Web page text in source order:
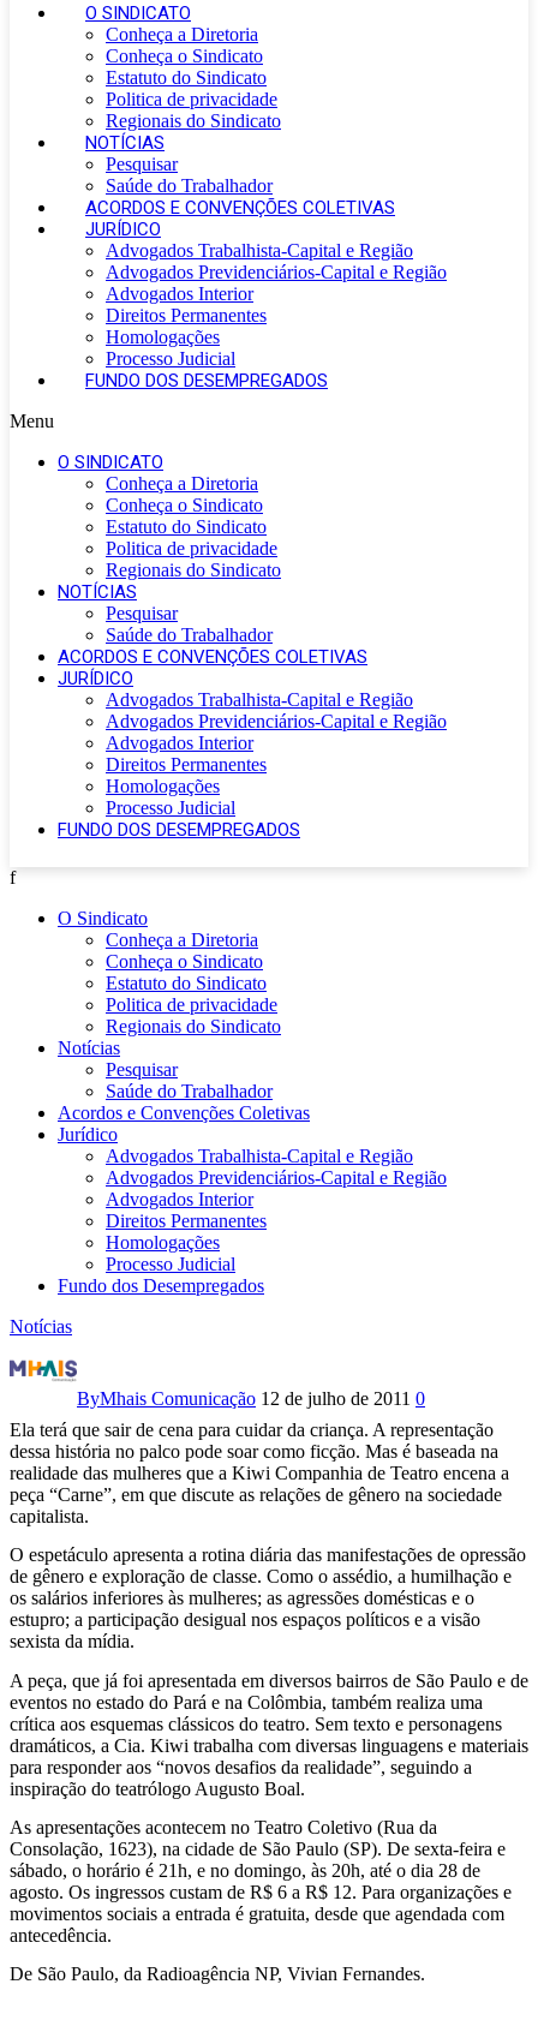
O SINDICATO
Conheça a Diretoria
Conheça o Sindicato
Estatuto do Sindicato
Politica de privacidade
Regionais do Sindicato
NOTÍCIAS
Pesquisar
Saúde do Trabalhador
ACORDOS E CONVENÇÕES COLETIVAS
JURÍDICO
Advogados Trabalhista-Capital e Região
Advogados Previdenciários-Capital e Região
Advogados Interior
Direitos Permanentes
Homologações
Processo Judicial
FUNDO DOS DESEMPREGADOS
Menu
O SINDICATO
Conheça a Diretoria
Conheça o Sindicato
Estatuto do Sindicato
Politica de privacidade
Regionais do Sindicato
NOTÍCIAS
Pesquisar
Saúde do Trabalhador
ACORDOS E CONVENÇÕES COLETIVAS
JURÍDICO
Advogados Trabalhista-Capital e Região
Advogados Previdenciários-Capital e Região
Advogados Interior
Direitos Permanentes
Homologações
Processo Judicial
FUNDO DOS DESEMPREGADOS
f
O Sindicato
Conheça a Diretoria
Conheça o Sindicato
Estatuto do Sindicato
Politica de privacidade
Regionais do Sindicato
Notícias
Pesquisar
Saúde do Trabalhador
Acordos e Convenções Coletivas
Jurídico
Advogados Trabalhista-Capital e Região
Advogados Previdenciários-Capital e Região
Advogados Interior
Direitos Permanentes
Homologações
Processo Judicial
Fundo dos Desempregados
Notícias
O
teatro
se
envolve
nas
relações
de
gênero
e
de
classe
em
peça
na
capital
ByMhais Comunicação 12 de julho de 2011 0
Ela terá que sair de cena para cuidar da criança. A representação
dessa história no palco pode soar como ficção. Mas é baseada na
realidade das mulheres que a Kiwi Companhia de Teatro encena a
peça “Carne”, em que discute as relações de gênero na sociedade
capitalista.
O espetáculo apresenta a rotina diária das manifestações de opressão
de gênero e exploração de classe. Como o assédio, a humilhação e
os salários inferiores às mulheres; as agressões domésticas e o
estupro; a participação desigual nos espaços políticos e a visão
sexista da mídia.
A peça, que já foi apresentada em diversos bairros de São Paulo e de
eventos no estado do Pará e na Colômbia, também realiza uma
crítica aos esquemas clássicos do teatro. Sem texto e personagens
dramáticos, a Cia. Kiwi trabalha com diversas linguagens e materiais
para responder aos “novos desafios da realidade”, seguindo a
inspiração do teatrólogo Augusto Boal.
As apresentações acontecem no Teatro Coletivo (Rua da
Consolação, 1623), na cidade de São Paulo (SP). De sexta-feira e
sábado, o horário é 21h, e no domingo, às 20h, até o dia 28 de
agosto. Os ingressos custam de R$ 6 a R$ 12. Para organizações e
movimentos sociais a entrada é gratuita, desde que agendada com
antecedência.
De São Paulo, da Radioagência NP, Vivian Fernandes.